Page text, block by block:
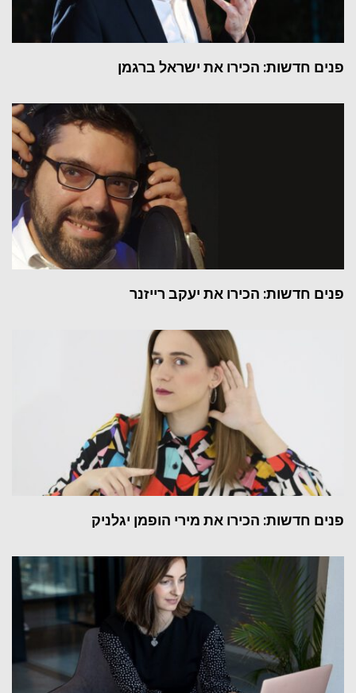
פנים חדשות: הכירו את ישראל ברגמן
פנים חדשות: הכירו את יעקב רייזנר
פנים חדשות: הכירו את מירי הופמן יגלניק